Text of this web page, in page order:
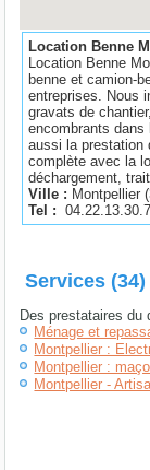
Location Benne
Location Benne
benne et camion-
entreprises. Nous
gravats de
encombrants
aussi la prestation
complète avec la
déchargement,
Ville : Montpellier(
Tel :
Services (34)
Des prestataires du
Ménage et
Montpellier :
Montpellier :
Montpellier -